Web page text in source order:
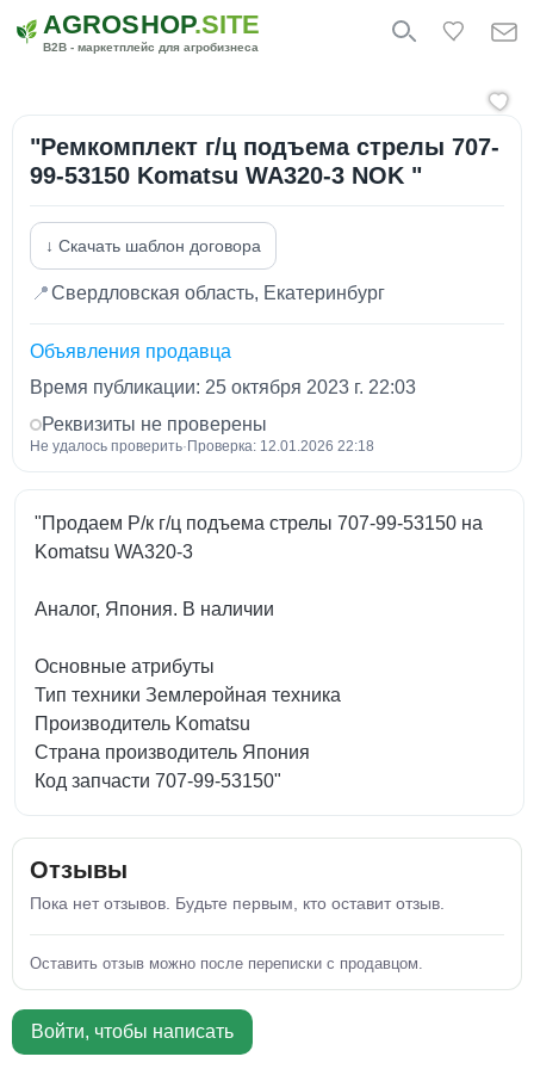
AGROSHOP.SITE
B2B - маркетплейс для агробизнеса
"Рeмкoмплeкт г/ц подъема стрелы 707-
99-53150 Komatsu WA320-3 NOK "
↓ Скачать шаблон договора
📍Свердловская область, Екатеринбург
Объявления продавца
Время публикации: 25 октября 2023 г. 22:03
Реквизиты не проверены
Не удалось проверить· Проверка: 12.01.2026 22:18
"Продаем Р/к г/ц подъема стрелы 707-99-53150 на
Komatsu WA320-3
Аналог, Япония. В наличии
Основные атрибуты
Тип техники Землеройная техника
Производитель Komatsu
Страна производитель Япония
Код запчасти 707-99-53150"
Отзывы
Пока нет отзывов. Будьте первым, кто оставит отзыв.
Оставить отзыв можно после переписки с продавцом.
Войти, чтобы написать